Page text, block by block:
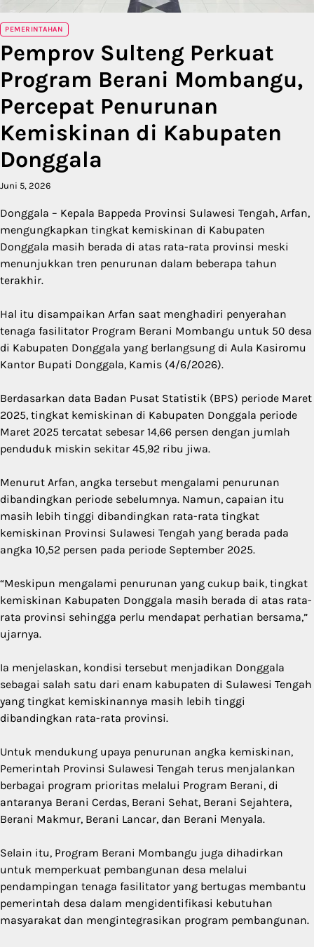
PEMERINTAHAN
Pemprov Sulteng Perkuat
Program Berani Mombangu,
Percepat Penurunan
Kemiskinan di Kabupaten
Donggala
Juni 5, 2026
Donggala – Kepala Bappeda Provinsi Sulawesi Tengah, Arfan,
mengungkapkan tingkat kemiskinan di Kabupaten
Donggala masih berada di atas rata-rata provinsi meski
menunjukkan tren penurunan dalam beberapa tahun
terakhir.
Hal itu disampaikan Arfan saat menghadiri penyerahan
tenaga fasilitator Program Berani Mombangu untuk 50 desa
di Kabupaten Donggala yang berlangsung di Aula Kasiromu
Kantor Bupati Donggala, Kamis (4/6/2026).
Berdasarkan data Badan Pusat Statistik (BPS) periode Maret
2025, tingkat kemiskinan di Kabupaten Donggala periode
Maret 2025 tercatat sebesar 14,66 persen dengan jumlah
penduduk miskin sekitar 45,92 ribu jiwa.
Menurut Arfan, angka tersebut mengalami penurunan
dibandingkan periode sebelumnya. Namun, capaian itu
masih lebih tinggi dibandingkan rata-rata tingkat
kemiskinan Provinsi Sulawesi Tengah yang berada pada
angka 10,52 persen pada periode September 2025.
“Meskipun mengalami penurunan yang cukup baik, tingkat
kemiskinan Kabupaten Donggala masih berada di atas rata-
rata provinsi sehingga perlu mendapat perhatian bersama,”
ujarnya.
Ia menjelaskan, kondisi tersebut menjadikan Donggala
sebagai salah satu dari enam kabupaten di Sulawesi Tengah
yang tingkat kemiskinannya masih lebih tinggi
dibandingkan rata-rata provinsi.
Untuk mendukung upaya penurunan angka kemiskinan,
Pemerintah Provinsi Sulawesi Tengah terus menjalankan
berbagai program prioritas melalui Program Berani, di
antaranya Berani Cerdas, Berani Sehat, Berani Sejahtera,
Berani Makmur, Berani Lancar, dan Berani Menyala.
Selain itu, Program Berani Mombangu juga dihadirkan
untuk memperkuat pembangunan desa melalui
pendampingan tenaga fasilitator yang bertugas membantu
pemerintah desa dalam mengidentifikasi kebutuhan
masyarakat dan mengintegrasikan program pembangunan.